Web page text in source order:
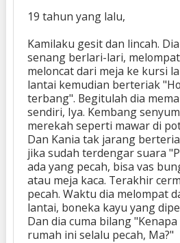
19 tahun yang lalu,
Kamilaku gesit dan lincah.
senang berlari-lari,
meloncat dari meja ke kursi
lantai kemudian berteriak
terbang". Begitulah dia
sendiri, Iya. Kembang
merekah seperti mawar di
Dan Kania tak jarang
jika sudah terdengar suara
ada yang pecah, bisa vas
atau meja kaca. Terakhir
pecah. Waktu dia melompat
lantai, boneka kayu yang
Dan dia cuma bilang
rumah ini selalu pecah, Ma?"